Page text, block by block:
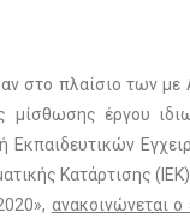
στο πλαίσιο των
έργου
Κατάρτισης
ανακοινώνεται